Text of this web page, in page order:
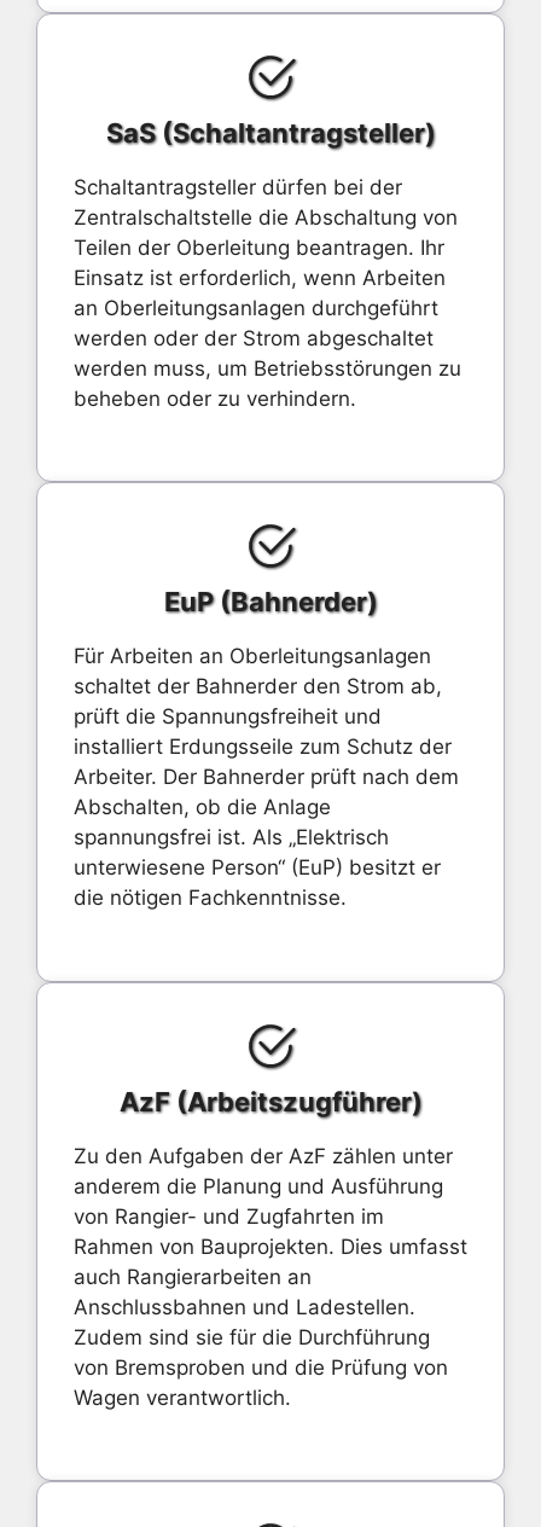
SaS (Schaltantragsteller)
Schaltantragsteller dürfen bei der
Zentralschaltstelle die Abschaltung von
Teilen der Oberleitung beantragen. Ihr
Einsatz ist erforderlich, wenn Arbeiten
an Oberleitungsanlagen durchgeführt
werden oder der Strom abgeschaltet
werden muss, um Betriebsstörungen zu
beheben oder zu verhindern.
EuP (Bahnerder)
Für Arbeiten an Oberleitungsanlagen
schaltet der Bahnerder den Strom ab,
prüft die Spannungsfreiheit und
installiert Erdungsseile zum Schutz der
Arbeiter. Der Bahnerder prüft nach dem
Abschalten, ob die Anlage
spannungsfrei ist. Als „Elektrisch
unterwiesene Person“ (EuP) besitzt er
die nötigen Fachkenntnisse.
AzF (Arbeitszugführer)
Zu den Aufgaben der AzF zählen unter
anderem die Planung und Ausführung
von Rangier- und Zugfahrten im
Rahmen von Bauprojekten. Dies umfasst
auch Rangierarbeiten an
Anschlussbahnen und Ladestellen.
Zudem sind sie für die Durchführung
von Bremsproben und die Prüfung von
Wagen verantwortlich.